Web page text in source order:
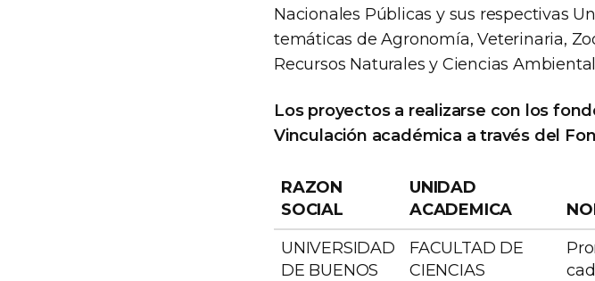
Nacionales Públicas y sus respectivas
temáticas de Agronomía, Veterinaria,
Recursos Naturales y Ciencias
Los proyectos a realizarse con los
Vinculación académica a través del
RAZON
SOCIAL
UNIDAD
ACADEMICA
UNIVERSIDAD
DE BUENOS
FACULTAD DE
CIENCIAS